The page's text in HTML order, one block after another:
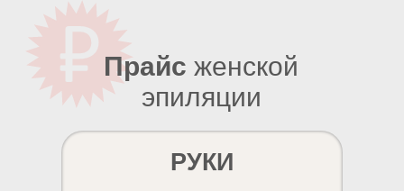
РУКИ
Прайс женской
эпиляции